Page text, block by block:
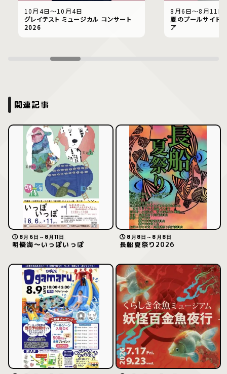
10月4日〜10月4日
グレイテスト ミュージカル コンサート
2026
8月6日〜8月11日
夏のプールサイド
ア
関連記事
8月6日～8月11日
明優海〜いっぽいっぽ
8月8日～8月8日
長船夏祭り2026